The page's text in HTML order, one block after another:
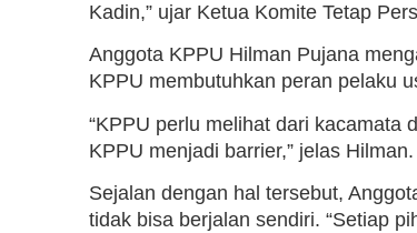
Kadin,” ujar Ketua Komite Tetap
Anggota KPPU Hilman Pujana
KPPU membutuhkan peran pelaku
“KPPU perlu melihat dari kacamata
KPPU menjadi barrier,” jelas Hilman.
Sejalan dengan hal tersebut,
tidak bisa berjalan sendiri. “Setiap